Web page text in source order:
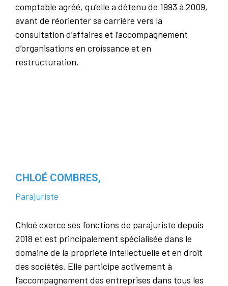
comptable agréé, qu’elle a détenu de 1993 à 2009,
avant de réorienter sa carrière vers la
consultation d’affaires et l’accompagnement
d’organisations en croissance et en
restructuration.
CHLOÉ COMBRES,
Parajuriste
Chloé exerce ses fonctions de parajuriste depuis
2018 et est principalement spécialisée dans le
domaine de la propriété intellectuelle et en droit
des sociétés. Elle participe activement à
l’accompagnement des entreprises dans tous les